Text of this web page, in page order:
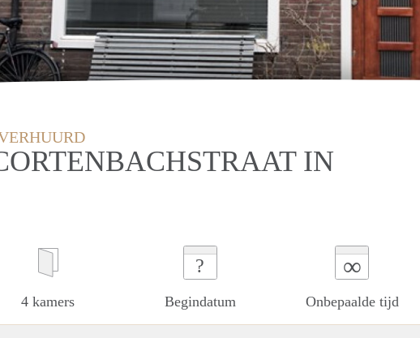
IN
4 kamers
?
Begindatum
∞
Onbepaalde tijd